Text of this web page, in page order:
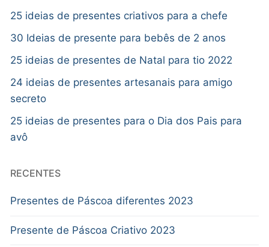
25 ideias de presentes criativos para a chefe
30 Ideias de presente para bebês de 2 anos
25 ideias de presentes de Natal para tio 2022
24 ideias de presentes artesanais para amigo
secreto
25 ideias de presentes para o Dia dos Pais para
avô
RECENTES
Presentes de Páscoa diferentes 2023
Presente de Páscoa Criativo 2023